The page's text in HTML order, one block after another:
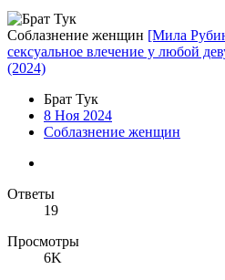
Соблазнение женщин [Мила
сексуальное влечение у любой
(2024)
Брат Тук
8 Ноя 2024
Соблазнение женщин
Ответы
19
Просмотры
6K